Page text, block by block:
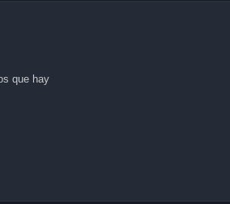
que hay